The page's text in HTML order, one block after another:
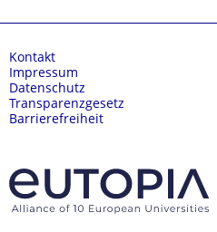
Kontakt
Impressum
Datenschutz
Transparenzgesetz
Barrierefreiheit